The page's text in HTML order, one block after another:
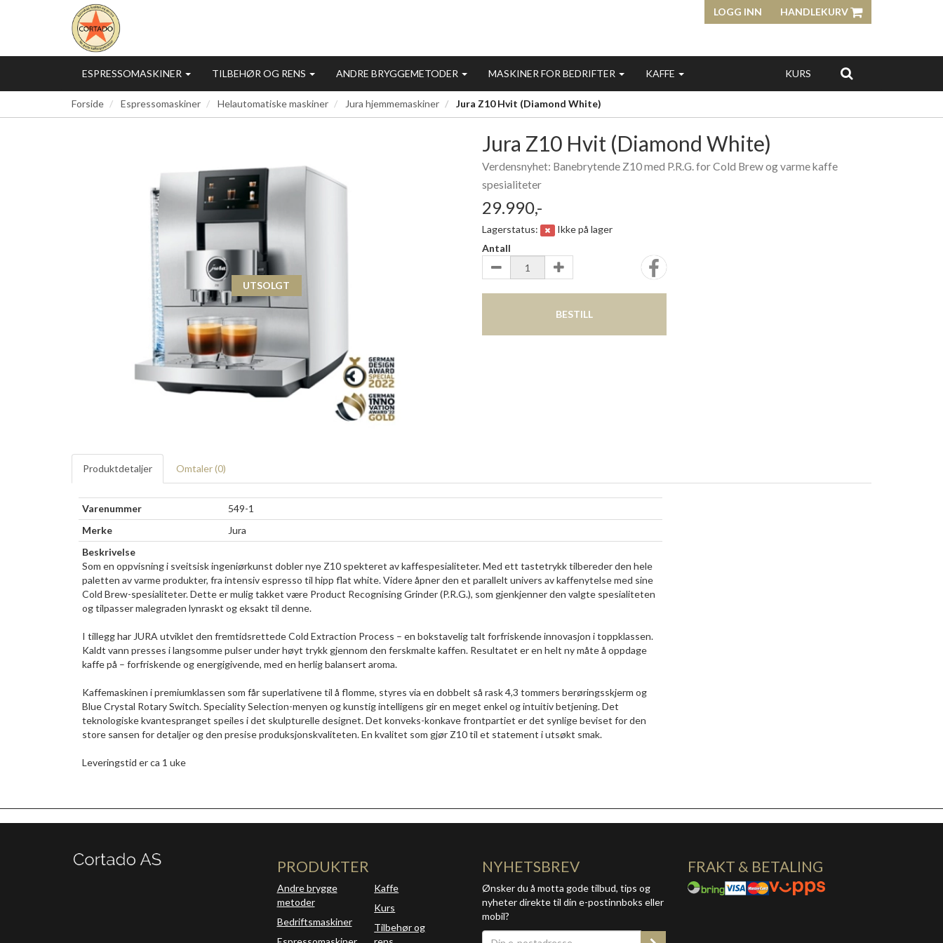
LOGG INN HANDLEKURV
ESPRESSOMASKINER TILBEHØR OG RENS ANDRE BRYGGEMETODER MASKINER FOR BEDRIFTER KAFFE KURS
Forside Espressomaskiner Helautomatiske maskiner Jura hjemmemaskiner Jura Z10 Hvit (Diamond White)
UTSOLGT
Jura Z10 Hvit (Diamond White)
Verdensnyhet: Banebrytende Z10 med P.R.G. for Cold Brew og varme kaffe
spesialiteter
29.990,-
Lagerstatus:
Ikke på lager
Antall
BESTILL
Produktdetaljer Omtaler (0)
Varenummer
549-1
Merke
Jura
Beskrivelse
Som en oppvisning i sveitsisk ingeniørkunst dobler nye Z10 spekteret av kaffespesialiteter. Med ett tastetrykk tilbereder den hele
paletten av varme produkter, fra intensiv espresso til hipp flat white. Videre åpner den et parallelt univers av kaffenytelse med sine
Cold Brew-spesialiteter. Dette er mulig takket være Product Recognising Grinder (P.R.G.), som gjenkjenner den valgte spesialiteten
og tilpasser malegraden lynraskt og eksakt til denne.
I tillegg har JURA utviklet den fremtidsrettede Cold Extraction Process – en bokstavelig talt forfriskende innovasjon i toppklassen.
Kaldt vann presses i langsomme pulser under høyt trykk gjennom den ferskmalte kaffen. Resultatet er en helt ny måte å oppdage
kaffe på – forfriskende og energigivende, med en herlig balansert aroma.
Kaffemaskinen i premiumklassen som får superlativene til å flomme, styres via en dobbelt så rask 4,3 tommers berøringsskjerm og
Blue Crystal Rotary Switch. Speciality Selection-menyen og kunstig intelligens gir en meget enkel og intuitiv betjening. Det
teknologiske kvantespranget speiles i det skulpturelle designet. Det konveks-konkave frontpartiet er det synlige beviset for den
store sansen for detaljer og den presise produksjonskvaliteten. En kvalitet som gjør Z10 til et statement i utsøkt smak.
Leveringstid er ca 1 uke
PRODUKTER
Andre brygge
metoder
Bedriftsmaskiner
Kaffe
Kurs
Tilbehør og
NYHETSBREV
Ønsker du å motta gode tilbud, tips og
nyheter direkte til din e-postinnboks eller
mobil?
FRAKT & BETALING